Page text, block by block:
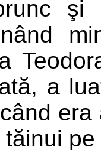
şi
a